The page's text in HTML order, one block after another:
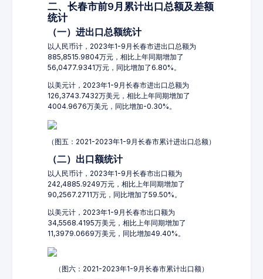
二、长春市前9月累计出口总额及差额
统计
（一）进出口总额统计
以人民币计，2023年1-9月长春市进出口总额为
885,8515.9804万元，相比上年同期增加了
56,0477.9341万元，同比增加了6.80%。
以美元计，2023年1-9月长春市进出口总额为
126,3743.7432万美元，相比上年同期增加了
4004.9676万美元，同比增加-0.30%。
（图五：2021-2023年1-9月长春市累计进出口总额）
（二）出口额统计
以人民币计，2023年1-9月长春市出口额为
242,4885.9249万元，相比上年同期增加了
90,2567.2711万元，同比增加了59.50%。
以美元计，2023年1-9月长春市出口额为
34,5568.4195万美元，相比上年同期增加了
11,3979.0669万美元，同比增加49.40%。
（图六：2021-2023年1-9月长春市累计出口额）